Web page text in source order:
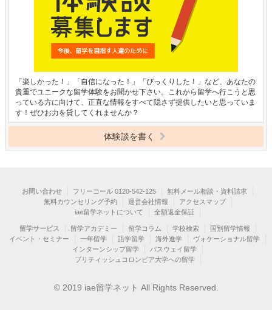
「楽しかった！」「自信になった！」「びっくりした！」など、あなたの
貴重でユニークな留学体験をお聞かせ下さい。これから留学へ行こうと思
っている方に向けて、正直な情報をすべて隠さず提供したいと思っていま
す！ぜひお力を貸してくれませんか？
体験談を書く
お問い合わせ フリーコール 0120-542-125
無料メール相談・資料請求
無料カウンセリング予約
運営会社情報
アクセスマップ
iae留学ネットについて
全額返金保証
留学サービス 留学アカデミー 留学コラム 学校検索
国別留学情報
イベント・セミナー
一年留学 語学留学 海外進学
ヴォケーショナル留学
インターンシップ留学
パスウェイ留学
ブリティッシュコロンビア大学への留学
© 2019 iae留学ネット All Rights Reserved.